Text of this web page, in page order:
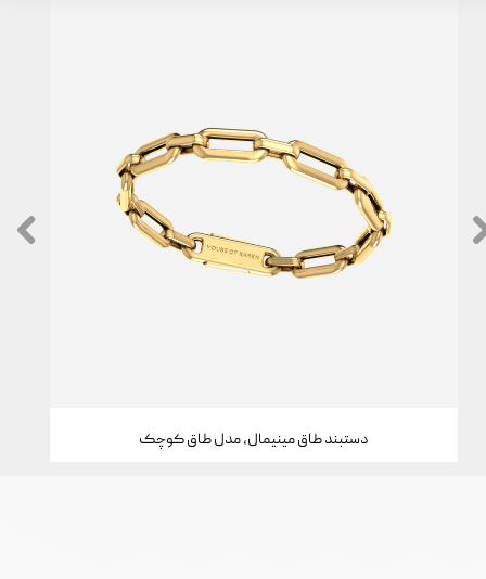
دستبند طاق مینیمال، مدل طاق کوچک